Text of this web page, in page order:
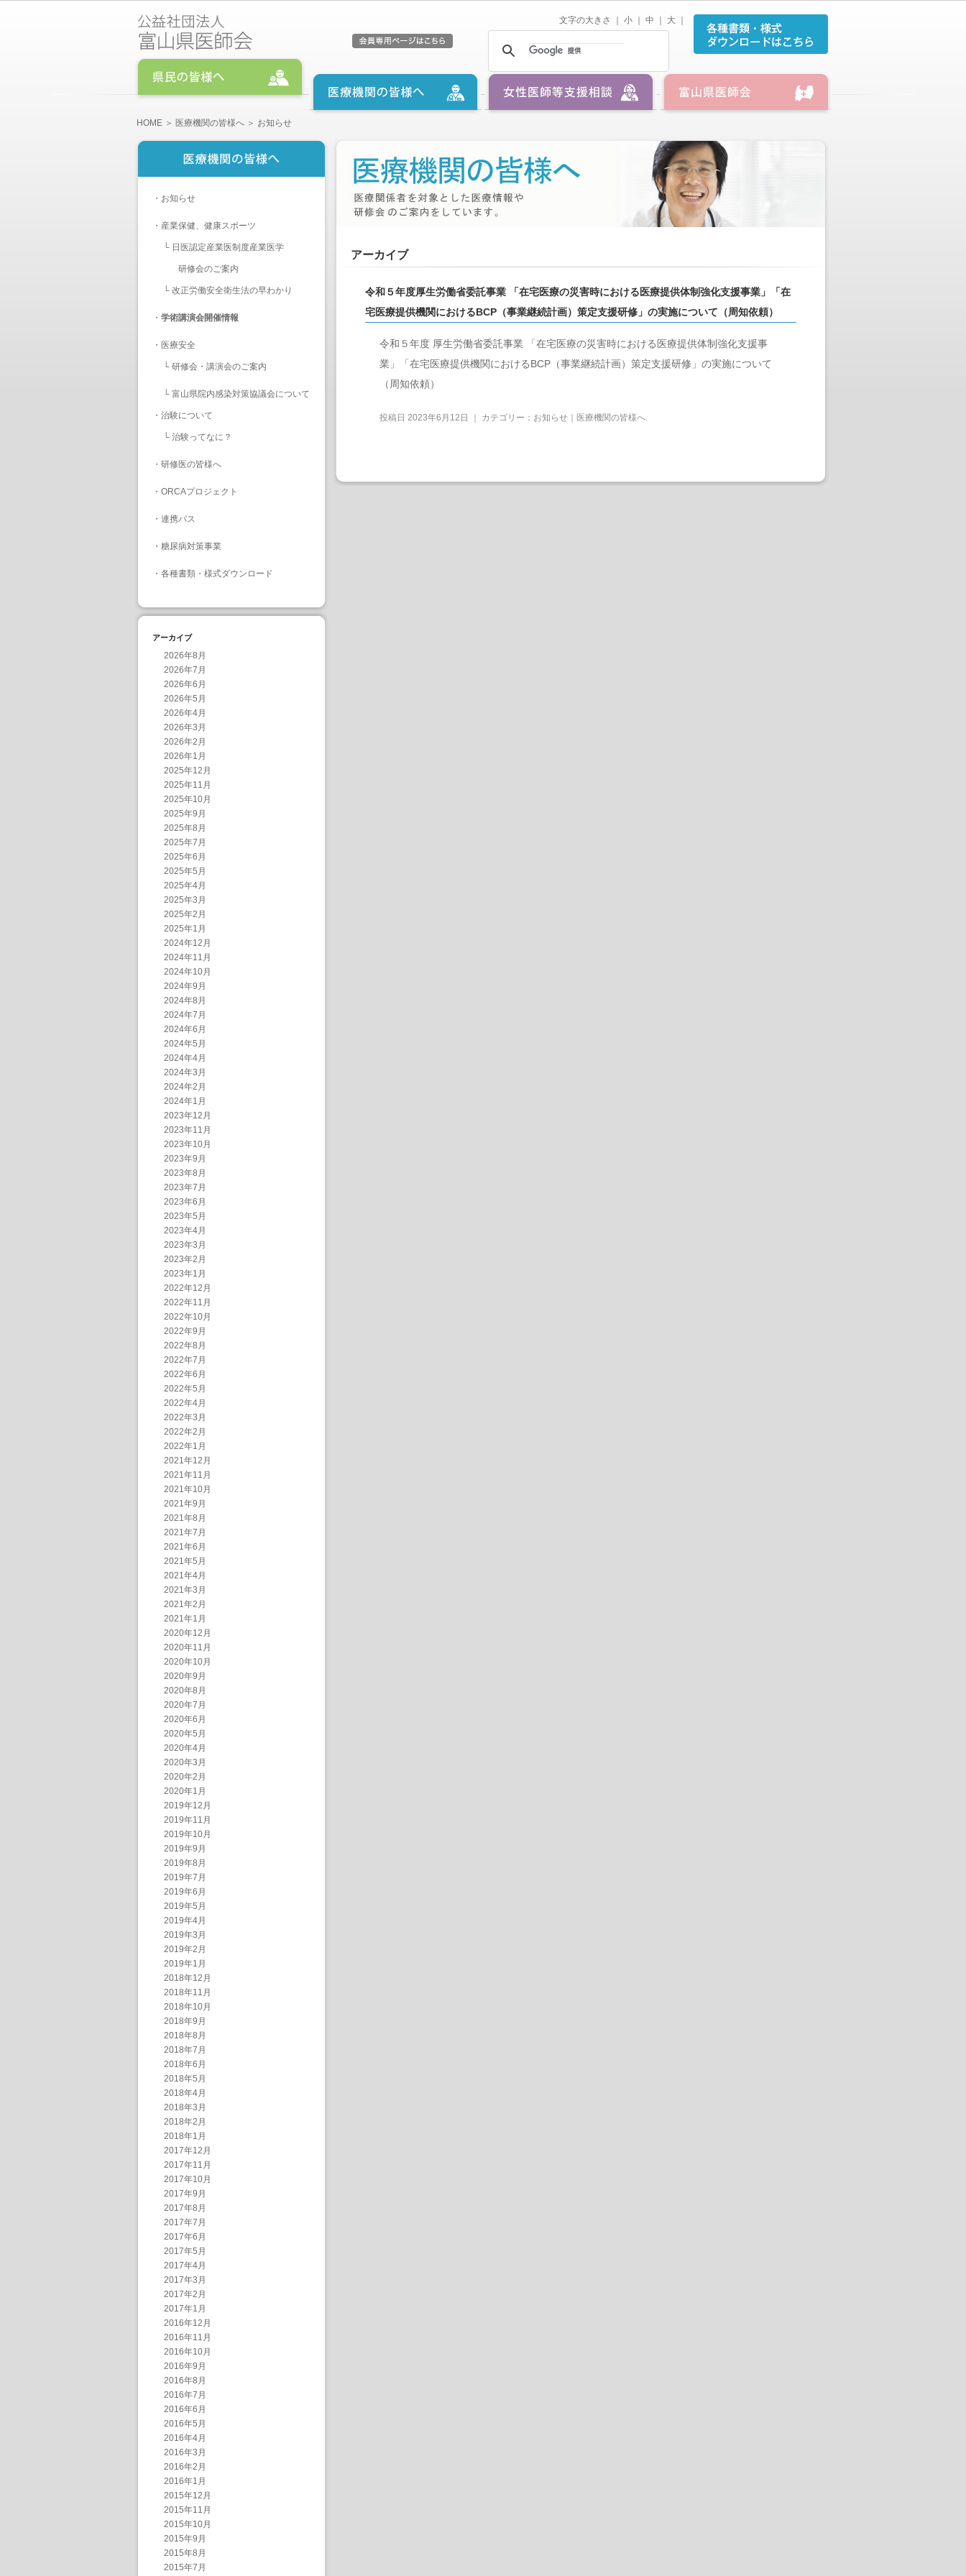
文字の大きさ ｜ 小 中 大
HOME ＞ 医療機関の皆様へ ＞ お知らせ
・ お知らせ
・ 産業保健、健康スポーツ
└ 日医認定産業医制度産業医学
研修会のご案内
└ 改正労働安全衛生法の早わかり
・ 学術講演会開催情報
・ 医療安全
└ 研修会・講演会のご案内
└ 富山県院内感染対策協議会について
・ 治験について
└ 治験ってなに？
・ 研修医の皆様へ
・ ORCAプロジェクト
・ 連携パス
・ 糖尿病対策事業
・ 各種書類・様式ダウンロード
アーカイブ
2026年8月
2026年7月
2026年6月
2026年5月
2026年4月
2026年3月
2026年2月
2026年1月
2025年12月
2025年11月
2025年10月
2025年9月
2025年8月
2025年7月
2025年6月
2025年5月
2025年4月
2025年3月
2025年2月
2025年1月
2024年12月
2024年11月
2024年10月
2024年9月
2024年8月
2024年7月
2024年6月
2024年5月
2024年4月
2024年3月
2024年2月
2024年1月
2023年12月
2023年11月
2023年10月
2023年9月
2023年8月
2023年7月
2023年6月
2023年5月
2023年4月
2023年3月
2023年2月
2023年1月
2022年12月
2022年11月
2022年10月
2022年9月
2022年8月
2022年7月
2022年6月
2022年5月
2022年4月
2022年3月
2022年2月
2022年1月
2021年12月
2021年11月
2021年10月
2021年9月
2021年8月
2021年7月
2021年6月
2021年5月
2021年4月
2021年3月
2021年2月
2021年1月
2020年12月
2020年11月
2020年10月
2020年9月
2020年8月
2020年7月
2020年6月
2020年5月
2020年4月
2020年3月
2020年2月
2020年1月
2019年12月
2019年11月
2019年10月
2019年9月
2019年8月
2019年7月
2019年6月
2019年5月
2019年4月
2019年3月
2019年2月
2019年1月
2018年12月
2018年11月
2018年10月
2018年9月
2018年8月
2018年7月
2018年6月
2018年5月
2018年4月
2018年3月
2018年2月
2018年1月
2017年12月
2017年11月
2017年10月
2017年9月
2017年8月
2017年7月
2017年6月
2017年5月
2017年4月
2017年3月
2017年2月
2017年1月
2016年12月
2016年11月
2016年10月
2016年9月
2016年8月
2016年7月
2016年6月
2016年5月
2016年4月
2016年3月
2016年2月
2016年1月
2015年12月
2015年11月
2015年10月
2015年9月
2015年8月
2015年7月
アーカイブ
令和５年度厚生労働省委託事業 「在宅医療の災害時における医療提供体制強化支援事業」「在
宅医療提供機関におけるBCP（事業継続計画）策定支援研修」の実施について（周知依頼）
令和５年度 厚生労働省委託事業 「在宅医療の災害時における医療提供体制強化支援事
業」「在宅医療提供機関におけるBCP（事業継続計画）策定支援研修」の実施について
（周知依頼）
投稿日 2023年6月12日 ｜ カテゴリー： お知らせ｜医療機関の皆様へ.